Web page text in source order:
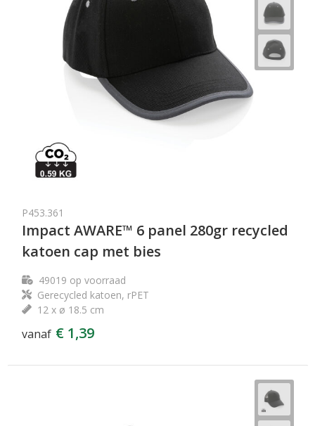
P453.361
Impact AWARE™ 6 panel 280gr recycled
katoen cap met bies
49019 op voorraad
Gerecycled katoen, rPET
12 x ø 18.5 cm
vanaf € 1,39